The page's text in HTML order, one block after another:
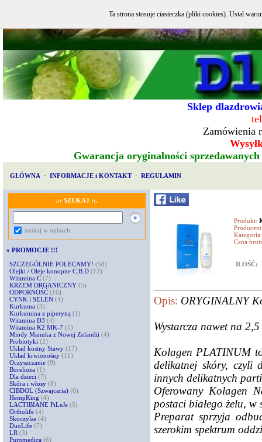
Sklep
Zamówienia
Gwarancja oryginalności
GŁÓWNA · INFORMACJE i KONTAKT · REGULAMIN
.:: SZUKAJ ::.
szukaj w opisach
» PROMOCJE !!!
SZCZEGÓLNIE POLECAMY! (58)
Olejki / Oleje konopne C.B.D (12)
Witamina C (7)
KRZEM ORGANICZNY (5)
ODPORNOŚĆ (10)
CYNK i SELEN (4)
Kurkuma (3)
Kurkumina z piperyną (1)
Witamina D3 (4)
Witamina K2 MK-7 (5)
Miody Manuka z Nowej Zelandii (4)
Probiotyki (2)
Układ kostny Stawy (17)
Układ krwionośny (11)
Oczyszczanie (9)
Borelioza (1)
Dla dzieci (7)
Skóra i włosy (8)
CIBDOL (Szwajcaria) (6)
HempKing (4)
LACTIBIANE PiLeJe (5)
Ortholife (4)
Skoczylas (4)
DuoLife (7)
LR (3)
Puromedica (6)
Produkt:
Kategoria:
Cena
ILOŚĆ:
Opis: ORYGINALNY
Wystarcza nawet na
Kolagen PLATINUM
delikatnej skóry, czyli
innych delikatnych
Oferowany Kolagen
postaci białego żelu, w
Preparat sprzyja
szerokim spektrum
Ta strona stosuje ciasteczka (pliki cookies). Ustal